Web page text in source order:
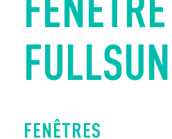
FULLSUN
FENÊTRES